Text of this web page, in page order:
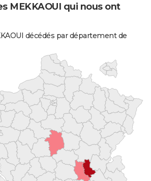
MEKKAOUI qui nous ont
décédés par département de